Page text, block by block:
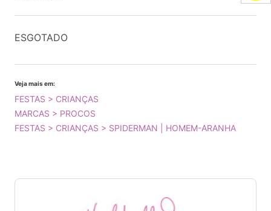
ESGOTADO
Veja mais em:
FESTAS > CRIANÇAS
MARCAS > PROCOS
FESTAS > CRIANÇAS > SPIDERMAN | HOMEM-ARANHA